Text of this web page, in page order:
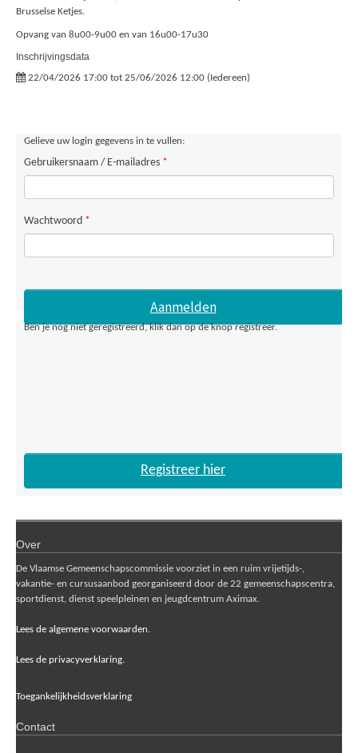
Brusselse Ketjes.
Opvang van 8u00-9u00 en van 16u00-17u30
Inschrijvingsdata
22/04/2026 17:00 tot 25/06/2026 12:00 (Iedereen)
Gelieve uw login gegevens in te vullen:
Gebruikersnaam / E-mailadres *
Wachtwoord *
Ben je nog niet geregistreerd, klik dan op de knop registreer.
Registreer hier
Over
De Vlaamse Gemeenschapscommissie voorziet in een ruim vrijetijds-,
vakantie- en cursusaanbod georganiseerd door de 22 gemeenschapscentra,
sportdienst, dienst speelpleinen en jeugdcentrum Aximax.
Lees de algemene voorwaarden.
Lees de privacyverklaring.
Toegankelijkheidsverklaring
Contact